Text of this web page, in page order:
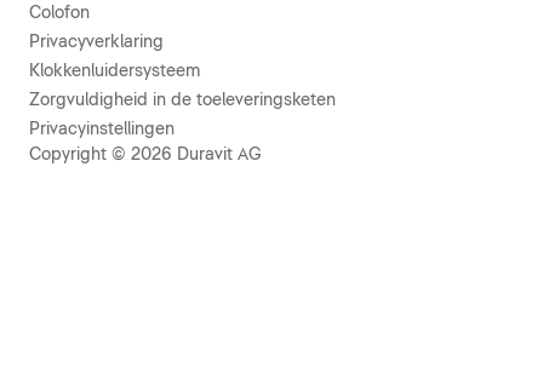
Colofon
Privacyverklaring
Klokkenluidersysteem
Zorgvuldigheid in de toeleveringsketen
Privacyinstellingen
Copyright © 2026 Duravit AG